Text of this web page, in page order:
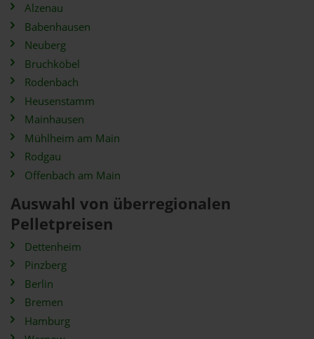
Alzenau
Babenhausen
Neuberg
Bruchköbel
Rodenbach
Heusenstamm
Mainhausen
Mühlheim am Main
Rodgau
Offenbach am Main
Auswahl von überregionalen
Pelletpreisen
Dettenheim
Pinzberg
Berlin
Bremen
Hamburg